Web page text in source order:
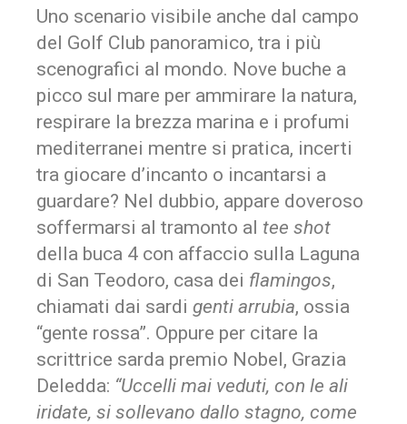
Uno scenario visibile anche dal campo
del Golf Club panoramico, tra i più
scenografici al mondo. Nove buche a
picco sul mare per ammirare la natura,
respirare la brezza marina e i profumi
mediterranei mentre si pratica, incerti
tra giocare d’incanto o incantarsi a
guardare? Nel dubbio, appare doveroso
soffermarsi al tramonto al tee shot
della buca 4 con affaccio sulla Laguna
di San Teodoro, casa dei flamingos,
chiamati dai sardi genti arrubia, ossia
“gente rossa”. Oppure per citare la
scrittrice sarda premio Nobel, Grazia
Deledda: “Uccelli mai veduti, con le ali
iridate, si sollevano dallo stagno, come